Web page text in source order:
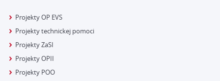
Projekty OP EVS
Projekty technickej pomoci
Projekty ZaSI
Projekty OPII
Projekty POO